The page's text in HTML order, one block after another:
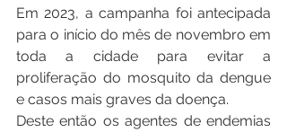
Em 2023, a campanha foi antecipada
para o início do mês de novembro em
toda a cidade para evitar a
proliferação do mosquito da dengue
e casos mais graves da doença.
Deste então os agentes de endemias